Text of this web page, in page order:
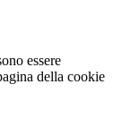
essere
della cookie